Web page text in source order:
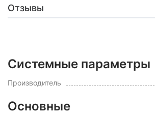
Отзывы
Системные параметры
Производитель
Основные